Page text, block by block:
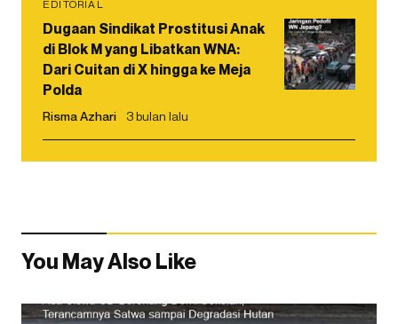
EDITORIAL
Dugaan Sindikat Prostitusi Anak
di Blok M yang Libatkan WNA:
Dari Cuitan di X hingga ke Meja
Polda
Risma Azhari 3 bulan lalu
You May Also Like